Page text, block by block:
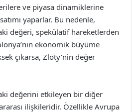
ve piyasa dinamiklerine
yaparlar. Bu nedenle,
değeri, spekülatif hareketlerden
ekonomik büyüme
çıkarsa, Zloty’nin değer
değerini etkileyen bir diğer
ilişkileridir. Özellikle Avrupa